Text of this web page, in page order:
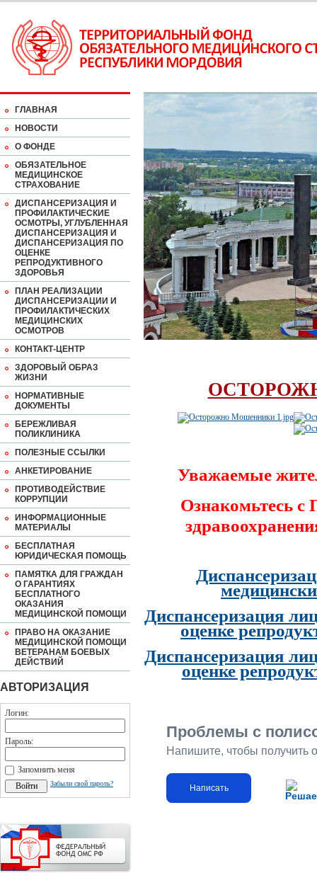
ГЛАВНАЯ
НОВОСТИ
О ФОНДЕ
ОБЯЗАТЕЛЬНОЕ
МЕДИЦИНСКОЕ
СТРАХОВАНИЕ
ДИСПАНСЕРИЗАЦИЯ И
ПРОФИЛАКТИЧЕСКИЕ
ОСМОТРЫ, УГЛУБЛЕННАЯ
ДИСПАНСЕРИЗАЦИЯ И
ДИСПАНСЕРИЗАЦИЯ ПО
ОЦЕНКЕ
РЕПРОДУКТИВНОГО
ЗДОРОВЬЯ
ПЛАН РЕАЛИЗАЦИИ
ДИСПАНСЕРИЗАЦИИ И
ПРОФИЛАКТИЧЕСКИХ
МЕДИЦИНСКИХ
ОСМОТРОВ
КОНТАКТ-ЦЕНТР
ЗДОРОВЫЙ ОБРАЗ
ЖИЗНИ
НОРМАТИВНЫЕ
ДОКУМЕНТЫ
БЕРЕЖЛИВАЯ
ПОЛИКЛИНИКА
ПОЛЕЗНЫЕ ССЫЛКИ
АНКЕТИРОВАНИЕ
ПРОТИВОДЕЙСТВИЕ
КОРРУПЦИИ
ИНФОРМАЦИОННЫЕ
МАТЕРИАЛЫ
БЕСПЛАТНАЯ
ЮРИДИЧЕСКАЯ ПОМОЩЬ
ПАМЯТКА ДЛЯ ГРАЖДАН
О ГАРАНТИЯХ
БЕСПЛАТНОГО
ОКАЗАНИЯ
МЕДИЦИНСКОЙ ПОМОЩИ
ПРАВО НА ОКАЗАНИЕ
МЕДИЦИНСКОЙ ПОМОЩИ
ВЕТЕРАНАМ БОЕВЫХ
ДЕЙСТВИЙ
АВТОРИЗАЦИЯ
Логин:
Пароль:
Запомнить меня
Забыли свой пароль?
Уважаемые
Ознакомьтесь
Диспансеризация
оценке
Диспансеризация
оценке
Проблемы с
Напишите, чтобы получить
Написать